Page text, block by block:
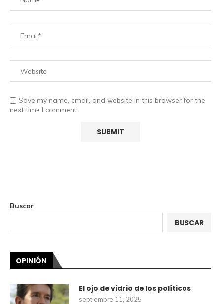
Save my name, email, and website in this browser for the
next time I comment.
Buscar
BUSCAR
OPINIÓN
El ojo de vidrio de los políticos
septiembre 11, 2025